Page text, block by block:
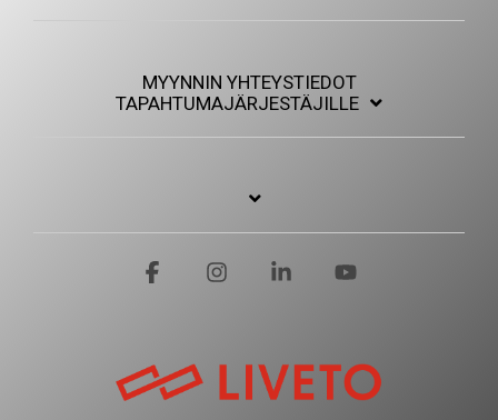
MYYNNIN YHTEYSTIEDOT
TAPAHTUMAJÄRJESTÄJILLE
FacebookInstagram Linkedin